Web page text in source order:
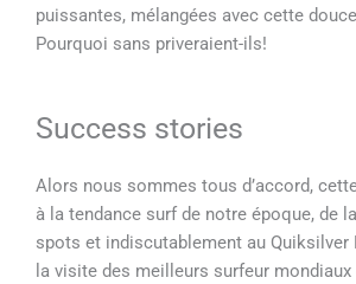
puissantes, mélangées avec cette
Pourquoi sans priveraient-ils!
Success stories
Alors nous sommes tous d’accord,
à la tendance surf de notre époque, de
spots et indiscutablement au Quiksilver
la visite des meilleurs surfeur mondiaux